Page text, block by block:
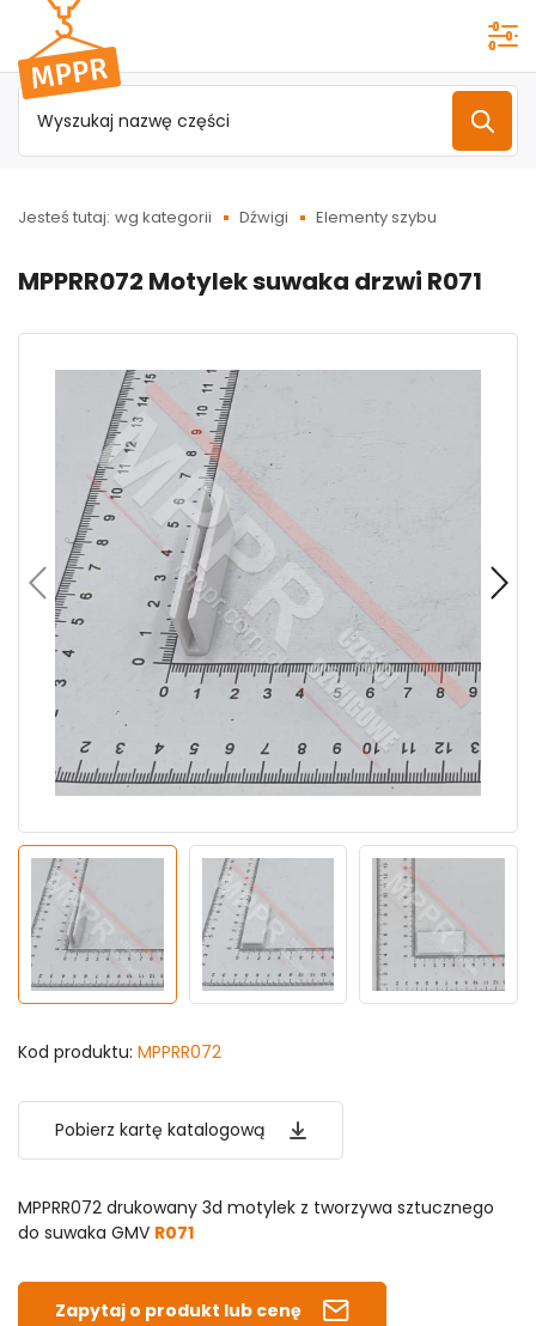
Przejdź do
menu
głównego
Jesteś tutaj: wg kategorii Dźwigi Elementy szybu
MPPRR072 Motylek suwaka drzwi R071
Kod produktu: MPPRR072
Pobierz kartę katalogową
MPPRR072 drukowany 3d motylek z tworzywa sztucznego
do suwaka GMV R071
Zapytaj o produkt lub cenę